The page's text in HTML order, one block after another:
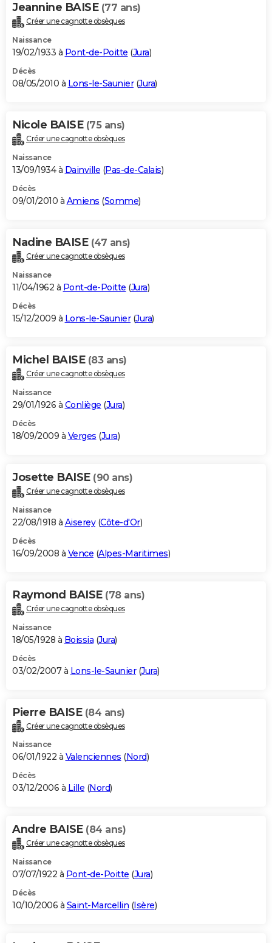
Jeannine BAISE (77 ans)
Créer une cagnotte obsèques
Naissance
19/02/1933 à Pont-de-Poitte (Jura)
Décès
08/05/2010 à Lons-le-Saunier(Jura)
Nicole BAISE (75 ans)
Créer une cagnotte obsèques
Naissance
13/09/1934 à Dainville (Pas-de-Calais)
Décès
09/01/2010 à Amiens (Somme)
Nadine BAISE (47 ans)
Créer une cagnotte obsèques
Naissance
11/04/1962 à Pont-de-Poitte (Jura)
Décès
15/12/2009 à Lons-le-Saunier(Jura)
Michel BAISE (83 ans)
Créer une cagnotte obsèques
Naissance
29/01/1926 à Conliège (Jura)
Décès
18/09/2009 à Verges (Jura)
Josette BAISE (90 ans)
Créer une cagnotte obsèques
Naissance
22/08/1918 à Aiserey(Côte-d'Or)
Décès
16/09/2008 à Vence (Alpes-Maritimes)
Raymond BAISE (78 ans)
Créer une cagnotte obsèques
Naissance
18/05/1928 à Boissia (Jura)
Décès
03/02/2007 à Lons-le-Saunier(Jura)
Pierre BAISE (84 ans)
Créer une cagnotte obsèques
Naissance
06/01/1922 à Valenciennes (Nord)
Décès
03/12/2006 à Lille (Nord)
Andre BAISE (84 ans)
Créer une cagnotte obsèques
Naissance
07/07/1922 à Pont-de-Poitte (Jura)
Décès
10/10/2006 à Saint-Marcellin (Isère)